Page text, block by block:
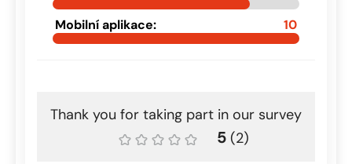
Mobilní aplikace: 10
Thank you for taking part in our survey
5 (2)